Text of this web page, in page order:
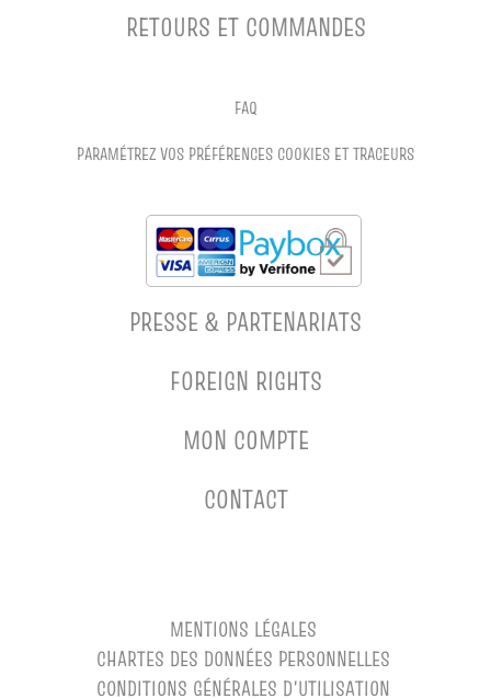
RETOURS ET COMMANDES
FAQ
PARAMÉTREZ VOS PRÉFÉRENCES COOKIES ET TRACEURS
PRESSE & PARTENARIATS
FOREIGN RIGHTS
MON COMPTE
CONTACT
MENTIONS LÉGALES
CHARTES DES DONNÉES PERSONNELLES
CONDITIONS GÉNÉRALES D'UTILISATION